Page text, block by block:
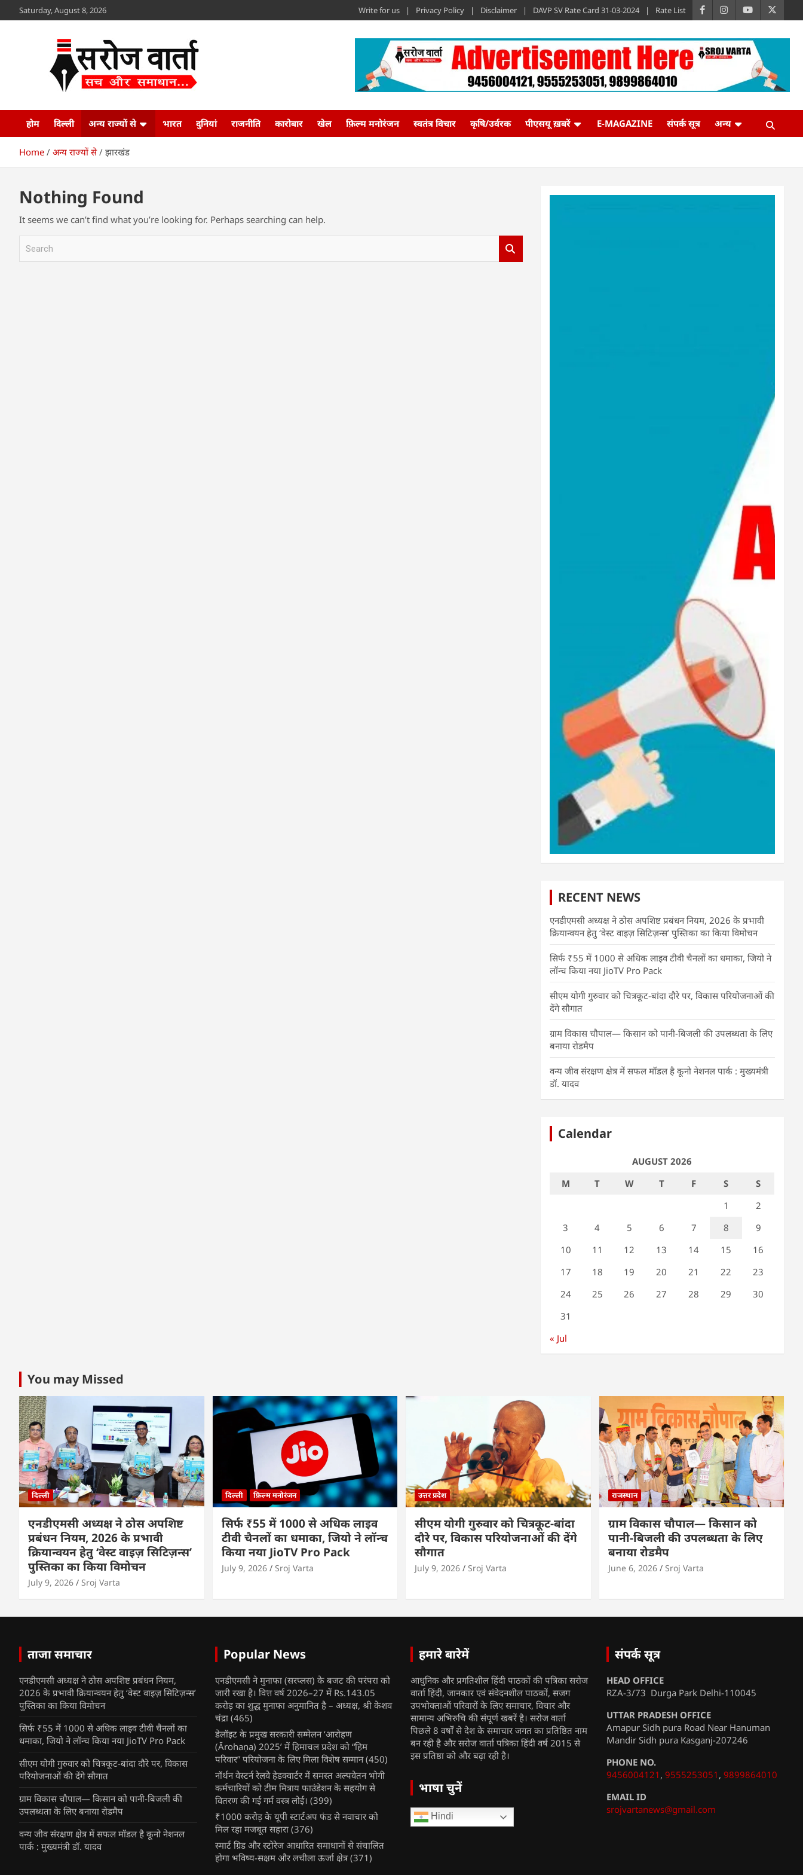
to
Saturday, August 8, 2026 Write for us Privacy Policy Disclaimer DAVP SV Rate Card 31-03-2024 Rate List
Sroj Varta
होम दिल्ली अन्य राज्यों से भारत दुनियां राजनीति कारोबार खेल फ़िल्म मनोरंजन स्वतंत्र विचार कृषि/उर्वरक पीएसयू ख़बरें E-MAGAZINE संपर्क सूत्र अन्य
Home अन्य राज्यों से झारखंड
Nothing Found
It seems we can’t find what you’re looking for. Perhaps searching can help.
RECENT NEWS
एनडीएमसी अध्यक्ष ने ठोस अपशिष्ट प्रबंधन नियम, 2026 के प्रभावी
क्रियान्वयन हेतु ‘वेस्ट वाइज़ सिटिज़न्स’ पुस्तिका का किया विमोचन
सिर्फ ₹55 में 1000 से अधिक लाइव टीवी चैनलों का धमाका, जियो ने
लॉन्च किया नया JioTV Pro Pack
सीएम योगी गुरुवार को चित्रकूट-बांदा दौरे पर, विकास परियोजनाओं की
देंगे सौगात
ग्राम विकास चौपाल— किसान को पानी-बिजली की उपलब्धता के लिए
बनाया रोडमैप
वन्य जीव संरक्षण क्षेत्र में सफल मॉडल है कूनो नेशनल पार्क : मुख्यमंत्री
डॉ. यादव
Calendar
AUGUST 2026
M
T W T F S
S
1
2
3
4 5 6 7 8
9
10
11 12 13 14 15
16
17
18 19 20 21 22
23
24
25 26 27 28 29
30
31
« Jul
You may Missed
दिल्ली
एनडीएमसी अध्यक्ष ने ठोस अपशिष्ट
प्रबंधन नियम, 2026 के प्रभावी
क्रियान्वयन हेतु ‘वेस्ट वाइज़ सिटिज़न्स’
पुस्तिका का किया विमोचन
July 9, 2026 Sroj Varta
दिल्ली फ़िल्म मनोरंजन
सिर्फ ₹55 में 1000 से अधिक लाइव
टीवी चैनलों का धमाका, जियो ने लॉन्च
किया नया JioTV Pro Pack
July 9, 2026 Sroj Varta
उत्तर प्रदेश
सीएम योगी गुरुवार को चित्रकूट-बांदा
दौरे पर, विकास परियोजनाओं की देंगे
सौगात
July 9, 2026 Sroj Varta
राजस्थान
ग्राम विकास चौपाल— किसान को
पानी-बिजली की उपलब्धता के लिए
बनाया रोडमैप
June 6, 2026 Sroj Varta
ताजा समाचार
एनडीएमसी अध्यक्ष ने ठोस अपशिष्ट प्रबंधन नियम,
2026 के प्रभावी क्रियान्वयन हेतु ‘वेस्ट वाइज़ सिटिज़न्स’
पुस्तिका का किया विमोचन
सिर्फ ₹55 में 1000 से अधिक लाइव टीवी चैनलों का
धमाका, जियो ने लॉन्च किया नया JioTV Pro Pack
सीएम योगी गुरुवार को चित्रकूट-बांदा दौरे पर, विकास
परियोजनाओं की देंगे सौगात
ग्राम विकास चौपाल— किसान को पानी-बिजली की
उपलब्धता के लिए बनाया रोडमैप
वन्य जीव संरक्षण क्षेत्र में सफल मॉडल है कूनो नेशनल
पार्क : मुख्यमंत्री डॉ. यादव
Popular News
एनडीएमसी ने मुनाफा (सरप्लस) के बजट की परंपरा को
जारी रखा है। वित्त वर्ष 2026–27 में Rs.143.05
करोड़ का शुद्ध मुनाफा अनुमानित है – अध्यक्ष, श्री केशव
चंद्रा (465)
डेलॉइट के प्रमुख सरकारी सम्मेलन ‘आरोहण
(Ārohaṇa) 2025’ में हिमाचल प्रदेश को “हिम
परिवार” परियोजना के लिए मिला विशेष सम्मान (450)
नॉर्थन वेस्टर्न रेलवे हेडक्वार्टर में समस्त अल्पवेतन भोगी
कर्मचारियों को टीम मित्राय फाउंडेशन के सहयोग से
वितरण की गई गर्म वस्त्र लोई। (399)
₹1000 करोड़ के यूपी स्टार्टअप फंड से नवाचार को
मिल रहा मजबूत सहारा (376)
स्मार्ट ग्रिड और स्टोरेज आधारित समाधानों से संचालित
होगा भविष्य-सक्षम और लचीला ऊर्जा क्षेत्र (371)
हमारे बारेमें
आधुनिक और प्रगतिशील हिंदी पाठकों की पत्रिका सरोज
वार्ता हिंदी, जानकार एवं संवेदनशील पाठकों, सजग
उपभोक्ताओं परिवारों के लिए समाचार, विचार और
सामान्य अभिरुचि की संपूर्ण खबरें है। सरोज वार्ता
पिछले 8 वर्षों से देश के समाचार जगत का प्रतिष्ठित नाम
बन रही है और सरोज वार्ता पत्रिका हिंदी वर्ष 2015 से
इस प्रतिष्ठा को और बढ़ा रही है।
भाषा चुनें
Hindi
संपर्क सूत्र
HEAD OFFICE
RZA-3/73 Durga Park Delhi-110045
UTTAR PRADESH OFFICE
Amapur Sidh pura Road Near Hanuman
Mandir Sidh pura Kasganj-207246
PHONE NO.
9456004121 , 9555253051 , 9899864010
EMAIL ID
srojvartanews@gmail.com